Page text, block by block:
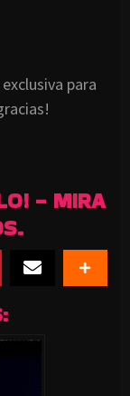
para
- MIRA